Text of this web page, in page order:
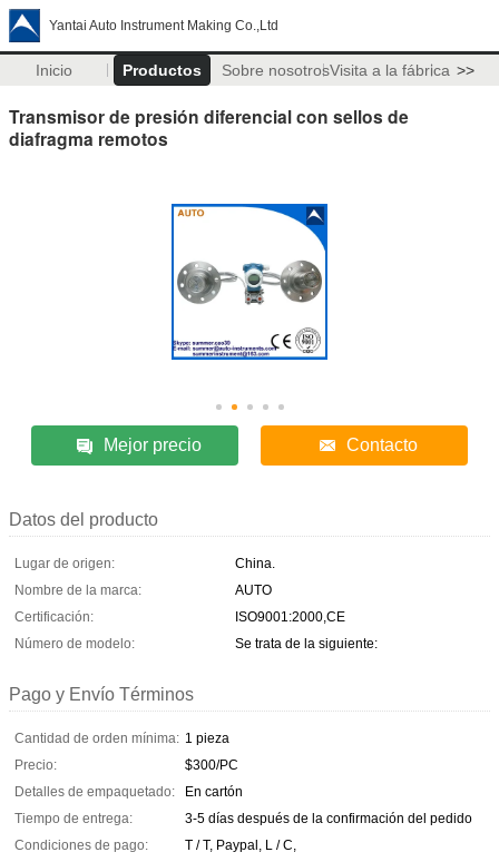
Yantai Auto Instrument Making Co.,Ltd
Inicio Productos Sobre nosotrosVisita a la fábrica >>
Transmisor de presión diferencial con sellos de
diafragma remotos
Mejor precio Contacto
Datos del producto
Lugar de origen:
China.
Nombre de la marca:
AUTO
Certificación:
ISO9001:2000,CE
Número de modelo:
Se trata de la siguiente:
Pago y Envío Términos
Cantidad de orden mínima: 1 pieza
Precio:
$300/PC
Detalles de empaquetado:
En cartón
Tiempo de entrega:
3-5 días después de la confirmación del pedido
Condiciones de pago:
T / T, Paypal, L / C,